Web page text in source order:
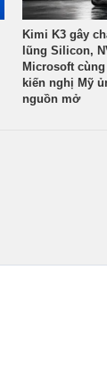
Kimi K3 gây
lũng Silicon,
Microsoft
kiến nghị Mỹ
nguồn mở